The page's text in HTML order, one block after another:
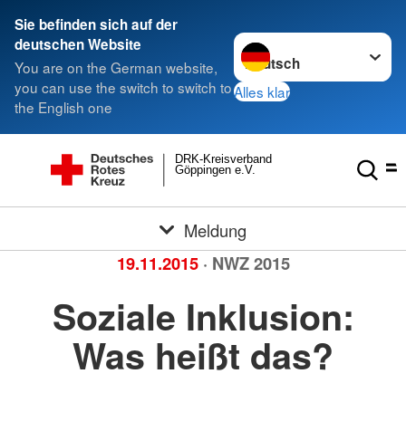
Sie befinden sich auf der
deutschen Website
You are on the German website,
you can use the switch to switch to
the English one
Sprache wechseln zu
Alles klar
Göppingen e.V.
DRK-Kreisverband
Meldung
19.11.2015 · NWZ 2015
Soziale Inklusion:
Was heißt das?